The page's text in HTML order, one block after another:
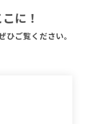
に！
ご覧ください。